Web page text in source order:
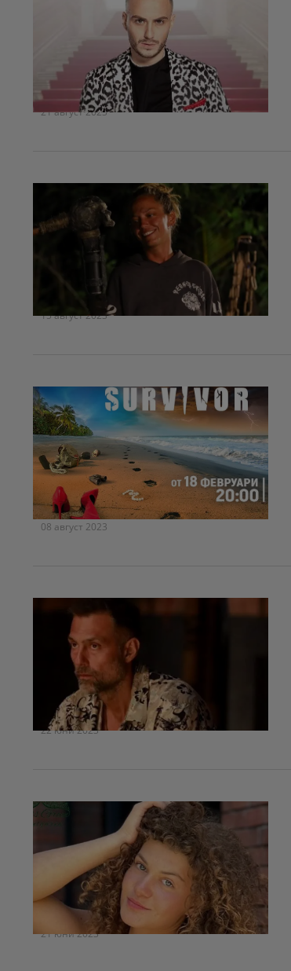
21 август 2023
15 август 2023
08 август 2023
22 юни 2023
21 юни 2023